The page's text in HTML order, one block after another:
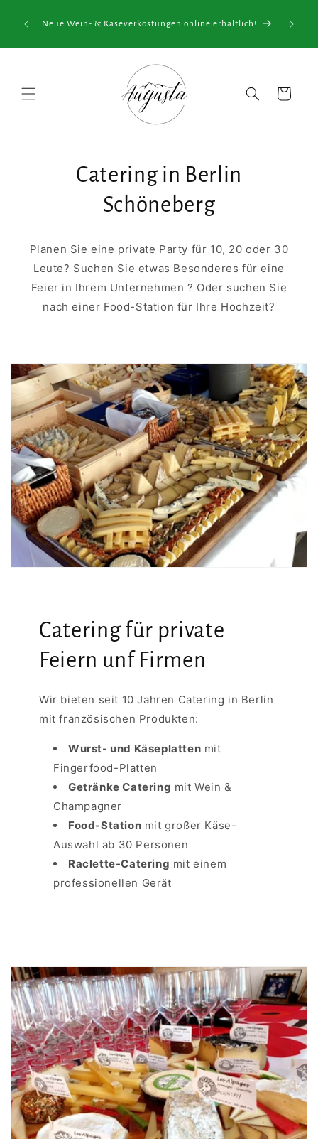
InhaltNeue Wein- & Käseverkostungen online erhältlich!
Warenkorb
Catering in Berlin
Schöneberg
Planen Sie eine private Party für 10, 20 oder 30
Leute? Suchen Sie etwas Besonderes für eine
Feier in Ihrem Unternehmen ? Oder suchen Sie
nach einer Food-Station für Ihre Hochzeit?
Catering für private
Feiern unf Firmen
Wir bieten seit 10 Jahren Catering in Berlin
mit französischen Produkten:
Wurst- und Käseplatten mit
Fingerfood-Platten
Getränke Catering mit Wein &
Champagner
Food-Station mit großer Käse-
Auswahl ab 30 Personen
Raclette-Catering mit einem
professionellen Gerät